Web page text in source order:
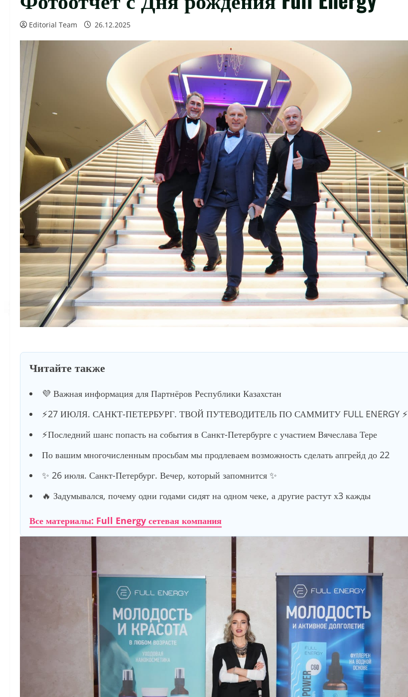
Editorial Team 26.12.2025
Читайте также
💜 Важная информация для Партнёров Республики Казахстан
⚡️27 ИЮЛЯ. САНКТ-ПЕТЕРБУРГ. ТВОЙ ПУТЕВОДИТЕЛЬ ПО САММИТУ FULL ENERGY ⚡️
⚡️Последний шанс попасть на события в Санкт-Петербурге с участием Вячеслава Тере
По вашим многочисленным просьбам мы продлеваем возможность сделать апгрейд до 22
✨ 26 июля. Санкт-Петербург. Вечер, который запомнится ✨
🔥 Задумывался, почему одни годами сидят на одном чеке, а другие растут х3 кажды
Все материалы: Full Energy сетевая компания